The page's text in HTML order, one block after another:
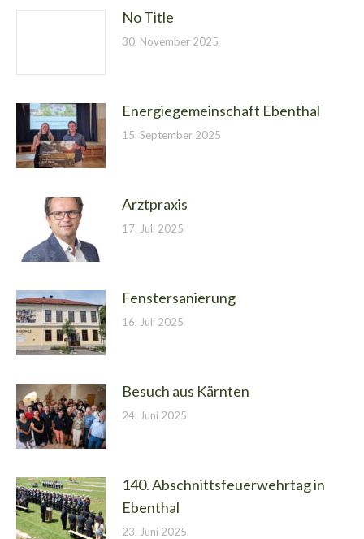
No Title
30. November 2025
Energiegemeinschaft Ebenthal
15. September 2025
Arztpraxis
17. Juli 2025
Fenstersanierung
16. Juli 2025
Besuch aus Kärnten
24. Juni 2025
140. Abschnittsfeuerwehrtag in
Ebenthal
23. Juni 2025